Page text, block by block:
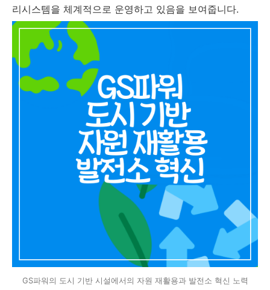
리시스템을 체계적으로 운영하고 있음을 보여줍니다.
GS파워의 도시 기반 시설에서의 자원 재활용과 발전소 혁신 노력